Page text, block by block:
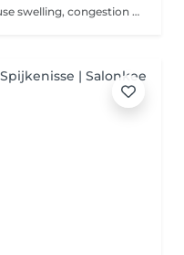
The accumulation of lymph can cause swelling, congestion and pain. Lymphatic drainage massage practitioners use gentle and precise strokes to encourage the flow of lymph. If you suffer from headaches or endless congestion consider treating your symptoms with a lymphatic drainage massage.